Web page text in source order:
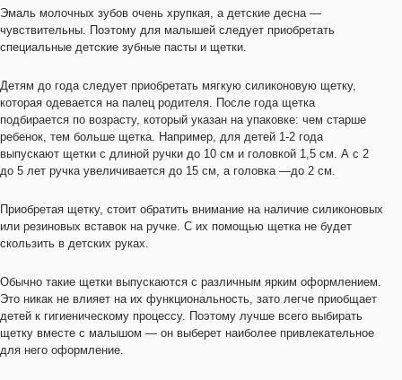
Эмаль молочных зубов очень хрупкая, а детские десна —
чувствительны. Поэтому для малышей следует приобретать
специальные детские зубные пасты и щетки.
Детям до года следует приобретать мягкую силиконовую щетку,
которая одевается на палец родителя. После года щетка
подбирается по возрасту, который указан на упаковке: чем старше
ребенок, тем больше щетка. Например, для детей 1-2 года
выпускают щетки с длиной ручки до 10 см и головкой 1,5 см. А с 2
до 5 лет ручка увеличивается до 15 см, а головка —до 2 см.
Приобретая щетку, стоит обратить внимание на наличие силиконовых
или резиновых вставок на ручке. С их помощью щетка не будет
скользить в детских руках.
Обычно такие щетки выпускаются с различным ярким оформлением.
Это никак не влияет на их функциональность, зато легче приобщает
детей к гигиеническому процессу. Поэтому лучше всего выбирать
щетку вместе с малышом — он выберет наиболее привлекательное
для него оформление.